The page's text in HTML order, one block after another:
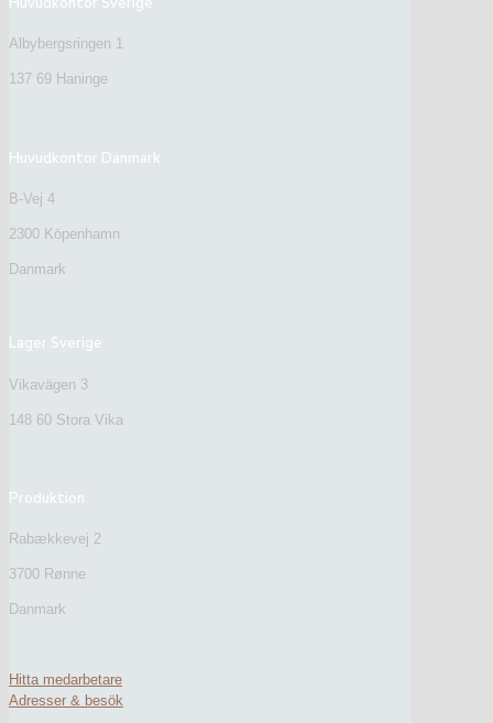
Albybergsringen 1
137 69 Haninge
Huvudkontor Danmark
B-Vej 4
2300 Köpenhamn
Danmark
Lager Sverige
Vikavägen 3
148 60 Stora Vika
Produktion
Rabækkevej 2
3700 Rønne
Danmark
Hitta medarbetare
Adresser & besök